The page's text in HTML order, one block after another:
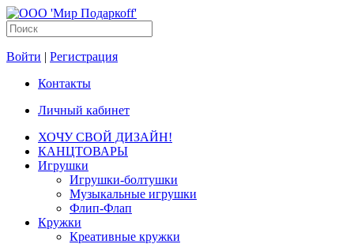
Войти | Регистрация
Контакты
Личный кабинет
ХОЧУ СВОЙ ДИЗАЙН!
КАНЦТОВАРЫ
Игрушки
Игрушки-болтушки
Музыкальные игрушки
Флип-Флап
Кружки
Креативные кружки